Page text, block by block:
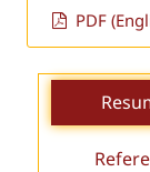
PDF